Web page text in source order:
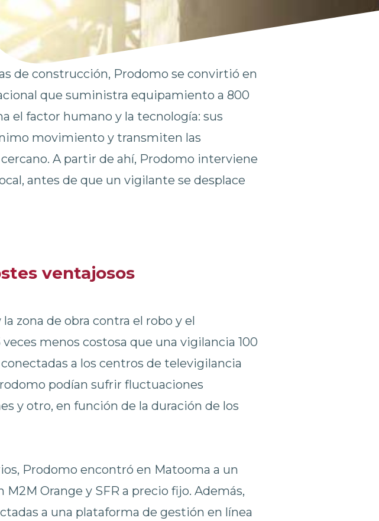
de construcción, Prodomo se convirtió en
que suministra equipamiento a 800
el factor humano y la tecnología: sus
movimiento y transmiten las
A partir de ahí, Prodomo interviene
antes de que un vigilante se desplace
ventajosos
zona de obra contra el robo y el
menos costosa que una vigilancia 100
a los centros de televigilancia
podían sufrir fluctuaciones
y otro, en función de la duración de los
Prodomo encontró en Matooma a un
Orange y SFR a precio fijo. Además,
a una plataforma de gestión en línea